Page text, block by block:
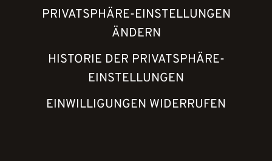
PRIVATSPHÄRE-EINSTELLUNGEN
ÄNDERN
HISTORIE DER PRIVATSPHÄRE-
EINSTELLUNGEN
EINWILLIGUNGEN WIDERRUFEN